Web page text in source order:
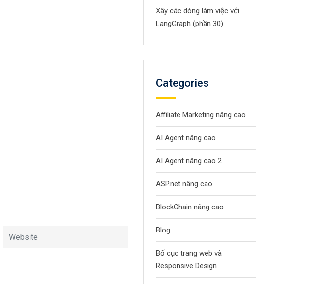
Xây các dòng làm việc với
LangGraph (phần 30)
Categories
Affiliate Marketing nâng cao
AI Agent nâng cao
AI Agent nâng cao 2
ASP.net nâng cao
BlockChain nâng cao
Blog
Bố cục trang web và
Responsive Design